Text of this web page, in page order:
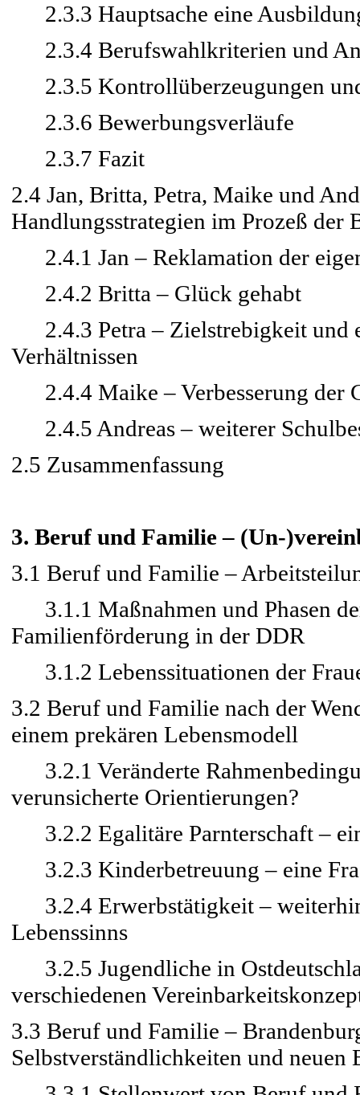
2.3.3 Hauptsache eine
2.3.4 Berufswahlkriterien und
2.3.5 Kontrollüberzeugungen
2.3.6 Bewerbungsverläufe
2.3.7 Fazit
2.4 Jan, Britta, Petra, Maike und
Handlungsstrategien im Prozeß der
2.4.1 Jan – Reklamation der
2.4.2 Britta – Glück gehabt
2.4.3 Petra – Zielstrebigkeit und
Verhältnissen
2.4.4 Maike – Verbesserung der
2.4.5 Andreas – weiterer
2.5 Zusammenfassung
3. Beruf und Familie – (Un-
3.1 Beruf und Familie –
3.1.1 Maßnahmen und Phasen
Familienförderung in der DDR
3.1.2 Lebenssituationen der
3.2 Beruf und Familie nach der
einem prekären Lebensmodell
3.2.1 Veränderte
verunsicherte Orientierungen?
3.2.2 Egalitäre Parnterschaft –
3.2.3 Kinderbetreuung – eine
3.2.4 Erwerbstätigkeit –
Lebenssinns
3.2.5 Jugendliche in
verschiedenen
3.3 Beruf und Familie –
Selbstverständlichkeiten und neuen